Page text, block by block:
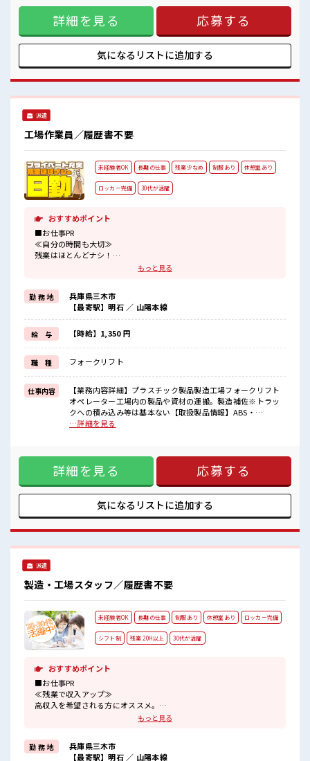
す♪ 制服があると毎日の服選びに悩まずOK♪ ≪初めての仕
事だけど自分にもできそう≫ 新しいことにチャレンジするの
は不安だけど、 しっかり働く環境が整っています！ イチから
スキルUP・ステップUP目指していきましょう！ ≪自分に向
いている仕事が探せる≫ 困った事などがあれば、 担当がしっ
かりサポートします！ ■職場の雰囲気 しっかり休める休憩室
てお仕事に集中♪ 残業が多めだからしっかり稼ぎたい方にも
オススメ！
詳細を見る 応募する
気になるリストに追加する
派遣
工場作業員／履歴書不要
未経験者OK 長期の仕事 残業少なめ 制服あり 休憩室あり
ロッカー完備 30代が活躍
おすすめポイント
■お仕事PR
≪自分の時間も大切≫
残業はほとんどナシ！
場合によってはお願いすることもあります♪
制服があるので、
毎日の服装の悩み解消♪
≪未経験でも活躍できる≫
新しいことにチャレンジするのは不安だけど、
しっかり働く環境が整っています！
イチからスキルUP・ステップUP目指していきましょう！
≪様々なお仕事をご提案≫
一人で悩まず気軽に相談できる、
派遣のお仕事です！
■職場の雰囲気
休憩室で楽しくおしゃべり！
ストレス解消☆
未経験から始めた方もイッパイ！
まずはチャレンジしてみませんか？
もっと見る
勤 務 地
兵庫県三木市
【最寄駅】明石 ／ 山陽本線
給 与 【時給】1,350 円
職 種 フォークリフト
仕事内容
【業務内容詳細】プラスチック製品製造工場フォークリフト
オペレーター工場内の製品や資材の運搬。製造補佐※トラッ
クへの積み込み等は基本ない【取扱製品情報】ABS・
AES/ASA・PP・HIPS・多層(2～3層)・プリントシート等、真
す♪ ≪ラクラク制服アリ≫ 制服があるので、 毎日の服装の悩
み解消♪ ≪未経験でも活躍できる≫ 新しいことにチャレンジ
するのは不安だけど、 しっかり働く環境が整っています！ イ
チからスキルUP・ステップUP目指していきましょう！ ≪
様々なお仕事をご提案≫ 一人で悩まず気軽に相談できる、 派
遣のお仕事です！ ■職場の雰囲気 休憩室で楽しくおしゃべ
カー付き職場♪ 未経験から始めた方もイッパイ！ まずはチャ
レンジしてみませんか？
…詳細を見る
詳細を見る 応募する
気になるリストに追加する
派遣
製造・工場スタッフ／履歴書不要
未経験者OK 長期の仕事 制服あり 休憩室あり ロッカー完備
シフト制 残業 20H以上 30代が活躍
おすすめポイント
■お仕事PR
≪残業で収入アップ≫
高収入を希望される方にオススメ。
残業は月20時間以上あります♪
≪初めての仕事だけど自分にもできそう≫
新しいことにチャレンジするのは不安だけど、
もっと見る
勤 務 地
兵庫県三木市
【最寄駅】明石 ／ 山陽本線